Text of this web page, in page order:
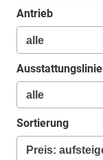
Antrieb
Ausstattungslinie
Sortierung